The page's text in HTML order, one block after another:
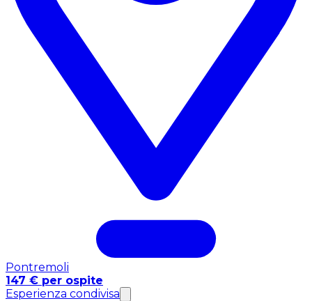
Pontremoli
147 € per ospite
Esperienza condivisa